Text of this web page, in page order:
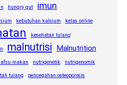
hungry gut imun
kebutuhan kalsium kelas online
kesehatan tulang
malnutrisi
Malnutrition
makan nutrigenetik nutrigenomik
tulang pencegahan osteoporosis